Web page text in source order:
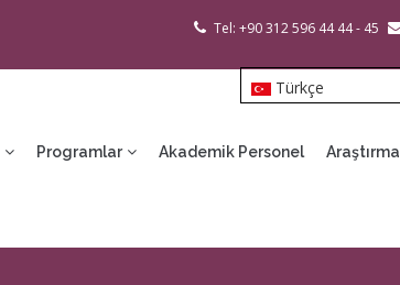
Tel: +90 312 596 44 44 - 45
Türkçe
Programlar Akademik Personel Araştırma